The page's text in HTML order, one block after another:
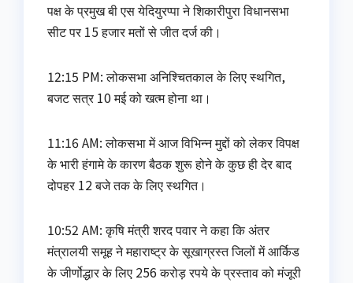
पक्ष के प्रमुख बी एस येदियुरप्पा ने शिकारीपुरा विधानसभा
सीट पर 15 हजार मतों से जीत दर्ज की।
12:15 PM: लोकसभा अनिश्चितकाल के लिए स्थगित,
बजट सत्र 10 मई को खत्म होना था।
11:16 AM: लोकसभा में आज विभिन्न मुद्दों को लेकर विपक्ष
के भारी हंगामे के कारण बैठक शुरू होने के कुछ ही देर बाद
दोपहर 12 बजे तक के लिए स्थगित।
10:52 AM: कृषि मंत्री शरद पवार ने कहा कि अंतर
मंत्रालयी समूह ने महाराष्ट्र के सूखाग्रस्त जिलों में आर्किड
के जीर्णोद्धार के लिए 256 करोड़ रपये के प्रस्ताव को मंजूरी